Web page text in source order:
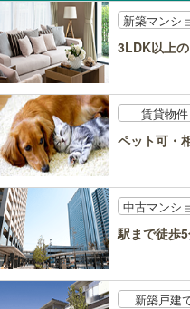
新築マンシ
3LDK以上
賃貸物件
ペット可・
中古マンシ
駅まで徒歩
新築戸建